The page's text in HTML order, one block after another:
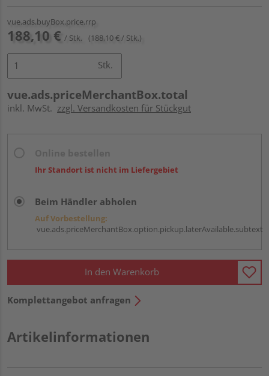
vue.ads.buyBox.price.rrp
188,10 € / Stk. (188,10 € / Stk.)
Stk.
vue.ads.priceMerchantBox.total
inkl. MwSt. zzgl. Versandkosten für Stückgut
Ihr Standort ist nicht im Liefergebiet
Beim Händler abholen
Auf Vorbestellung:
vue.ads.priceMerchantBox.option.pickup.laterAvailable.subtext
In den Warenkorb
Komplettangebot anfragen
Artikelinformationen